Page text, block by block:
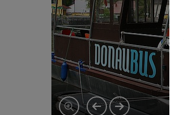
vorheriges Element
nächstes